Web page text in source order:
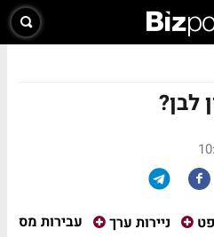
לבן?
ניירות ערך עבירות מס